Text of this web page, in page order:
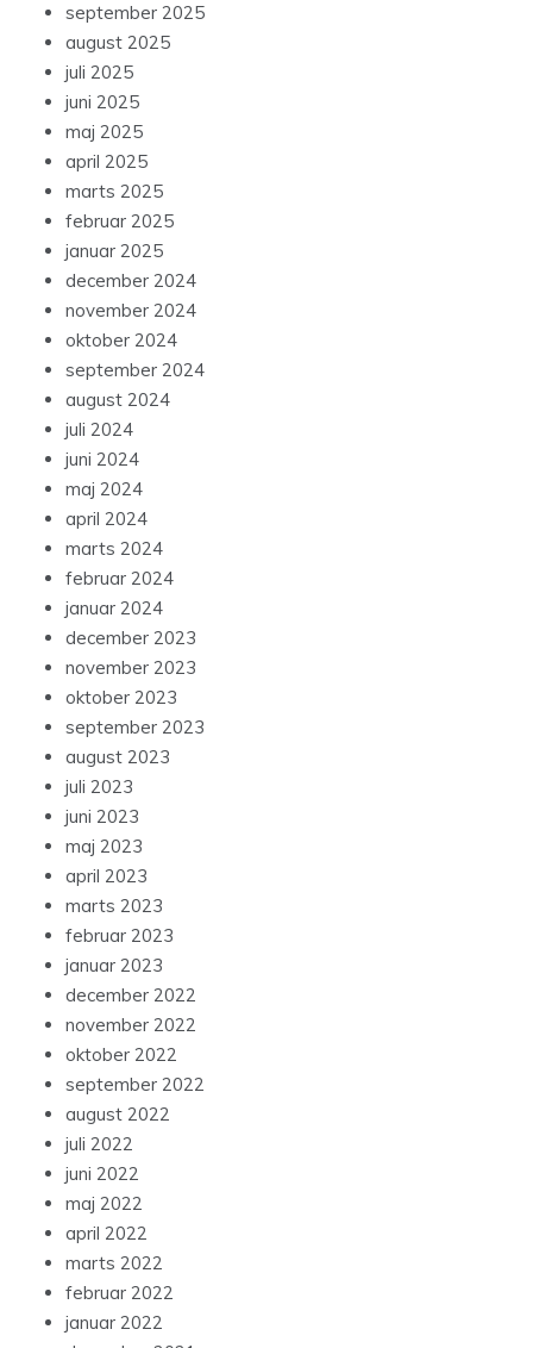
september 2025
august 2025
juli 2025
juni 2025
maj 2025
april 2025
marts 2025
februar 2025
januar 2025
december 2024
november 2024
oktober 2024
september 2024
august 2024
juli 2024
juni 2024
maj 2024
april 2024
marts 2024
februar 2024
januar 2024
december 2023
november 2023
oktober 2023
september 2023
august 2023
juli 2023
juni 2023
maj 2023
april 2023
marts 2023
februar 2023
januar 2023
december 2022
november 2022
oktober 2022
september 2022
august 2022
juli 2022
juni 2022
maj 2022
april 2022
marts 2022
februar 2022
januar 2022